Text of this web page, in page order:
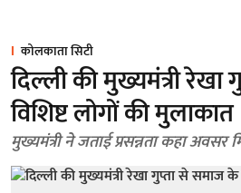
कोलकाता सिटी
दिल्ली की मुख्यमंत्री
विशिष्ट लोगों की मुलाकात
मुख्यमंत्री ने जताई प्रसन्नता कहा अवसर